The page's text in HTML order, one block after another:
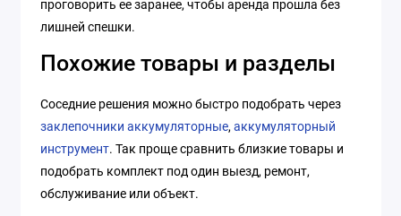
проговорить ее заранее, чтобы аренда прошла без
лишней спешки.
Похожие товары и разделы
Соседние решения можно быстро подобрать через
заклепочники аккумуляторные, аккумуляторный
инструмент. Так проще сравнить близкие товары и
подобрать комплект под один выезд, ремонт,
обслуживание или объект.